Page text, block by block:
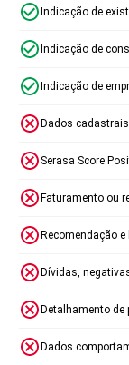
Indicação de
Indicação de
Indicação de
Dados
Serasa Score
Faturamento ou
Recomendação
Dívidas,
Detalhamento de
Dados